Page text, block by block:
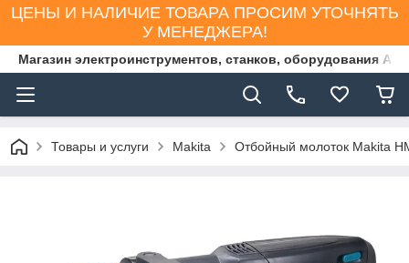
ЦЕНЫ И НАЛИЧИЕ ТОВАРА ПРОСИМ УТОЧНЯТЬ
У МЕНЕДЖЕРА!
Магазин электроинструментов, станков, оборудования
Товары и услуги Makita Отбойный молоток Makita